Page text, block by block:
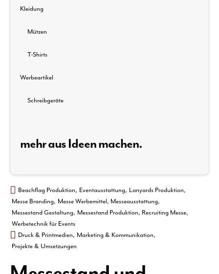
Beachflag Produktion, Eventausstattung, Lanyards Produktion,
Messe Branding, Messe Werbemittel, Messeausstattung,
Messestand Gestaltung, Messestand Produktion, Recruiting Messe,
Werbetechnik für Events
Druck & Printmedien, Marketing & Kommunikation,
Projekte & Umsetzungen
Kleidung
Mützen
T-Shirts
Werbeartikel
Schreibgeräte
mehr aus Ideen machen.